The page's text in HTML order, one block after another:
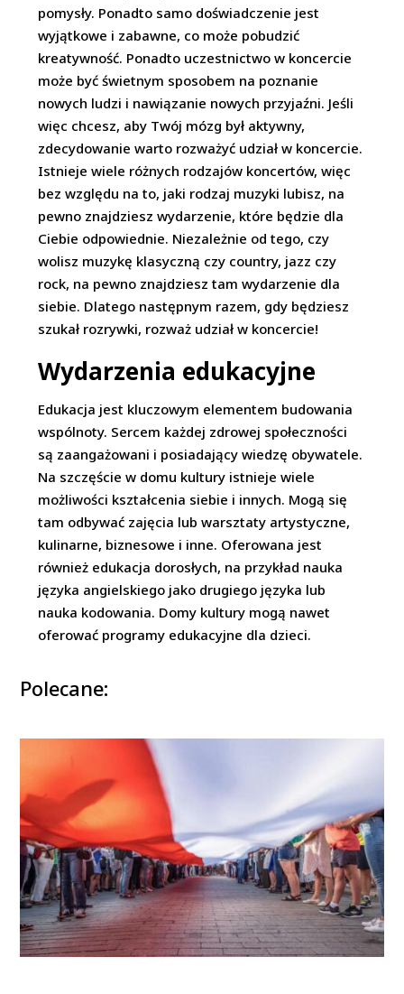
pomysły. Ponadto samo doświadczenie jest
wyjątkowe i zabawne, co może pobudzić
kreatywność. Ponadto uczestnictwo w koncercie
może być świetnym sposobem na poznanie
nowych ludzi i nawiązanie nowych przyjaźni. Jeśli
więc chcesz, aby Twój mózg był aktywny,
zdecydowanie warto rozważyć udział w koncercie.
Istnieje wiele różnych rodzajów koncertów, więc
bez względu na to, jaki rodzaj muzyki lubisz, na
pewno znajdziesz wydarzenie, które będzie dla
Ciebie odpowiednie. Niezależnie od tego, czy
wolisz muzykę klasyczną czy country, jazz czy
rock, na pewno znajdziesz tam wydarzenie dla
siebie. Dlatego następnym razem, gdy będziesz
szukał rozrywki, rozważ udział w koncercie!
Wydarzenia edukacyjne
Edukacja jest kluczowym elementem budowania
wspólnoty. Sercem każdej zdrowej społeczności
są zaangażowani i posiadający wiedzę obywatele.
Na szczęście w domu kultury istnieje wiele
możliwości kształcenia siebie i innych. Mogą się
tam odbywać zajęcia lub warsztaty artystyczne,
kulinarne, biznesowe i inne. Oferowana jest
również edukacja dorosłych, na przykład nauka
języka angielskiego jako drugiego języka lub
nauka kodowania. Domy kultury mogą nawet
oferować programy edukacyjne dla dzieci.
Polecane: